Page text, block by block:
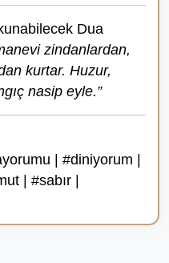
Dua
zindanlardan,
kurtar. Huzur,
nasip eyle.”
| #diniyorum |
| #sabır |